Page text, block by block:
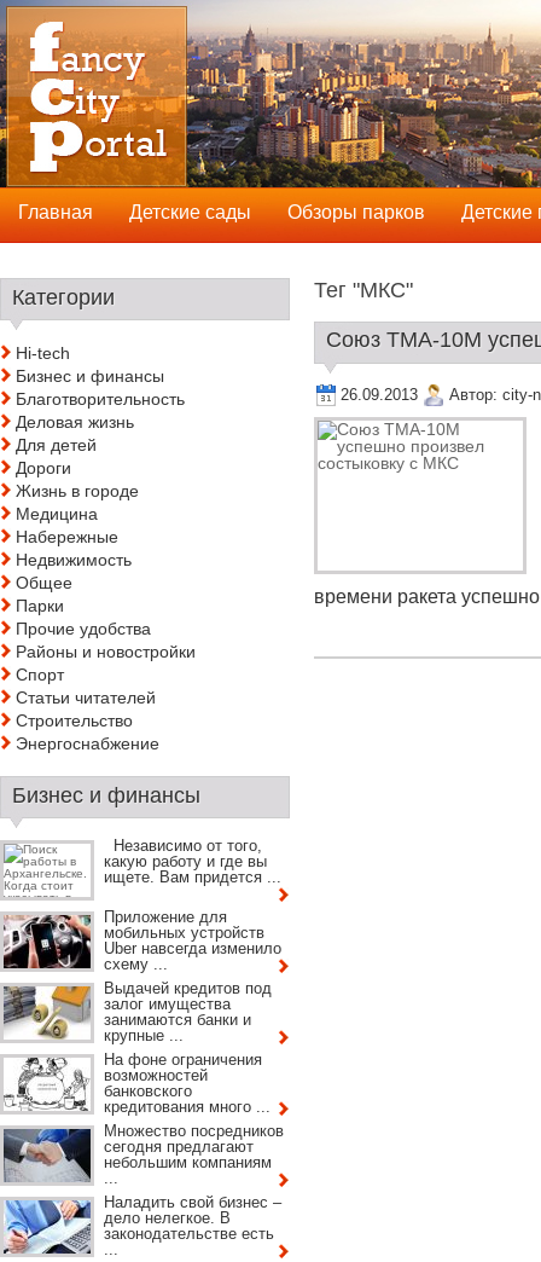
Тег "МКС"
Союз ТМА-10М
26.09.2013 Автор: city-
времени ракета
Категории
Hi-tech
Бизнес и финансы
Благотворительность
Деловая жизнь
Для детей
Дороги
Жизнь в городе
Медицина
Набережные
Недвижимость
Общее
Парки
Прочие удобства
Районы и новостройки
Спорт
Статьи читателей
Строительство
Энергоснабжение
Бизнес и финансы
Независимо от того,
какую работу и где вы
ищете. Вам придется ...
Приложение для
мобильных устройств
Uber навсегда изменило
схему ...
Выдачей кредитов под
залог имущества
занимаются банки и
крупные ...
На фоне ограничения
возможностей
банковского
кредитования много ...
Множество посредников
сегодня предлагают
небольшим компаниям
...
Наладить свой бизнес –
дело нелегкое. В
законодательстве есть
...
Главная Детские сады Обзоры парков Детские